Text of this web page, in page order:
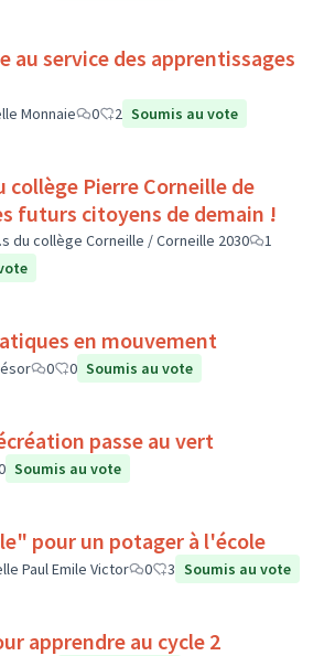
au service des apprentissages
Monnaie 0 2 Soumis au vote
collège Pierre Corneille de
les futurs citoyens de demain !
du collège Corneille / Corneille 2030
1
en mouvement
0 0 Soumis au vote
passe au vert
Soumis au vote
pour un potager à l'école
Paul Emile Victor 0 3 Soumis au vote
apprendre au cycle 2